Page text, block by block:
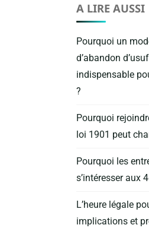
A LIRE AUSSI
Pourquoi un
d’abandon
indispensable
?
Pourquoi
loi 1901 peut
Pourquoi les
s’intéresser aux
L’heure légale
implications et